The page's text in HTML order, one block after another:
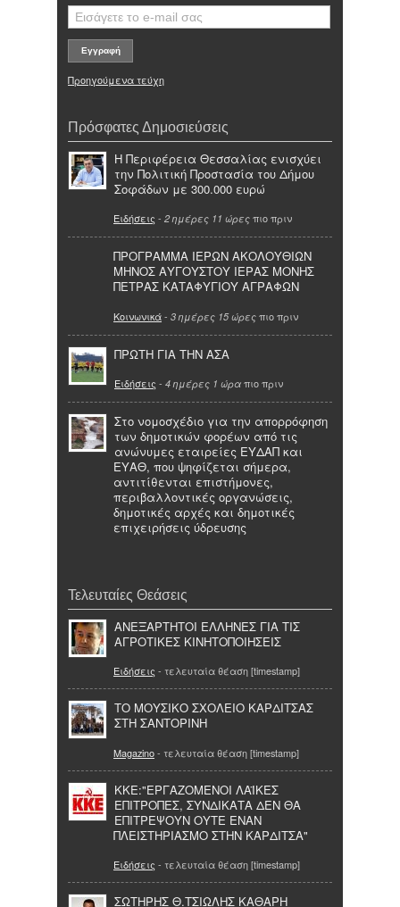
Προηγούμενα τεύχη
Πρόσφατες Δημοσιεύσεις
Η Περιφέρεια Θεσσαλίας ενισχύει
την Πολιτική Προστασία του Δήμου
Σοφάδων με 300.000 ευρώ
Ειδήσεις - 2 ημέρες 11 ώρες πιο πριν
ΠΡΟΓΡΑΜΜΑ ΙΕΡΩΝ ΑΚΟΛΟΥΘΙΩΝ
ΜΗΝΟΣ ΑΥΓΟΥΣΤΟΥ ΙΕΡΑΣ ΜΟΝΗΣ
ΠΕΤΡΑΣ ΚΑΤΑΦΥΓΙΟΥ ΑΓΡΑΦΩΝ
Κοινωνικά- 3 ημέρες 15 ώρες πιο πριν
ΠΡΩΤΗ ΓΙΑ ΤΗΝ ΑΣΑ
Ειδήσεις - 4 ημέρες 1 ώρα πιο πριν
Στο νομοσχέδιο για την απορρόφηση
των δημοτικών φορέων από τις
ανώνυμες εταιρείες ΕΥΔΑΠ και
ΕΥΑΘ, που ψηφίζεται σήμερα,
αντιτίθενται επιστήμονες,
περιβαλλοντικές οργανώσεις,
δημοτικές αρχές και δημοτικές
επιχειρήσεις ύδρευσης
Τελευταίες Θεάσεις
ΑΝΕΞΑΡΤΗΤΟΙ ΕΛΛΗΝΕΣ ΓΙΑ ΤΙΣ
ΑΓΡΟΤΙΚΕΣ ΚΙΝΗΤΟΠΟΙΗΣΕΙΣ
Ειδήσεις - τελευταία θέαση [timestamp]
ΤΟ ΜΟΥΣΙΚΟ ΣΧΟΛΕΙΟ ΚΑΡΔΙΤΣΑΣ
ΣΤΗ ΣΑΝΤΟΡΙΝΗ
Magazino- τελευταία θέαση [timestamp]
KKE:"ΕΡΓΑΖΟΜΕΝΟΙ ΛΑΪΚΕΣ
ΕΠΙΤΡΟΠΕΣ, ΣΥΝΔΙΚΑΤΑ ΔΕΝ ΘΑ
ΕΠΙΤΡΕΨΟΥΝ ΟΥΤΕ ΕΝΑΝ
ΠΛΕΙΣΤΗΡΙΑΣΜΟ ΣΤΗΝ ΚΑΡΔΙΤΣΑ"
Ειδήσεις - τελευταία θέαση [timestamp]
ΣΩΤΗΡΗΣ Θ.ΤΣΙΩΛΗΣ ΚΑΘΑΡΗ